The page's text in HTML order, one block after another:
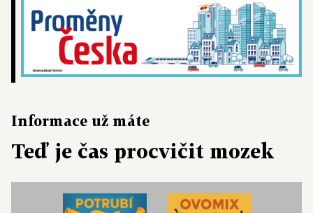
Informace už máte
Teď je čas procvičit mozek